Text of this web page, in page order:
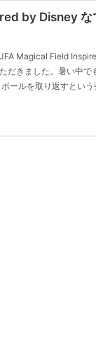
by Disney な
Magical Field
だきました。暑い中
ールを取り返すとい